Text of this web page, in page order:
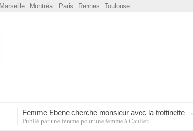
Marseille Montréal Paris Rennes Toulouse
Femme Ebene cherche monsieur avec la trottinette →
Publié parune femme pour une femme àCaulier.